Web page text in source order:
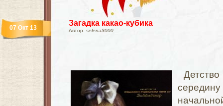
Загадка какао-кубика
Автор: selena3000
07 Окт 13